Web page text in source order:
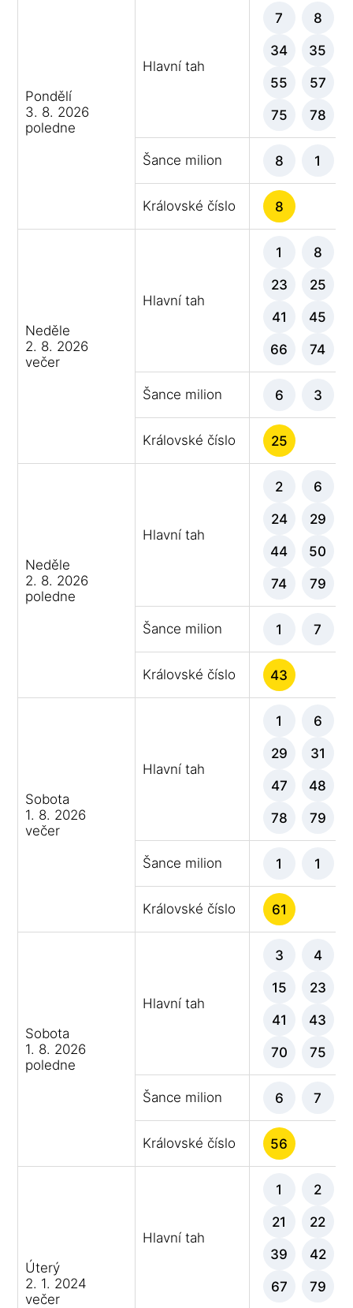
Pondělí
3. 8. 2026
poledne
Hlavní tah
7 8
34 35
55 57
75 78
Šance milion 8 1
Královské číslo 8
Neděle
2. 8. 2026
večer
Hlavní tah
1 8
23 25
41 45
66 74
Šance milion 6 3
Královské číslo 25
Neděle
2. 8. 2026
poledne
Hlavní tah
2 6
24 29
44 50
74 79
Šance milion 1 7
Královské číslo 43
Sobota
1. 8. 2026
večer
Hlavní tah
1 6
29 31
47 48
78 79
Šance milion 1 1
Královské číslo 61
Sobota
1. 8. 2026
poledne
Hlavní tah
3 4
15 23
41 43
70 75
Šance milion 6 7
Královské číslo 56
Úterý
2. 1. 2024
večer
Hlavní tah
1 2
21 22
39 42
67 79